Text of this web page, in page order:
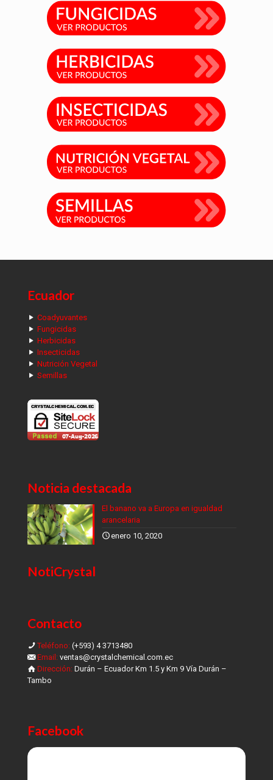
Ecuador
Coadyuvantes
Fungicidas
Herbicidas
Insecticidas
Nutrición Vegetal
Semillas
Noticia destacada
El banano va a Europa en igualdad
arancelaria
enero 10, 2020
NotiCrystal
Contacto
Teléfono: (+593) 4 3713480
Email: ventas@crystalchemical.com.ec
Dirección: Durán – Ecuador Km 1.5 y Km 9 Vía Durán –
Tambo
Facebook